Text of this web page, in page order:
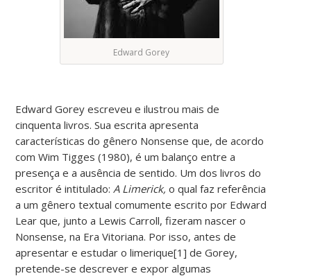
Edward Gorey
Edward Gorey escreveu e ilustrou mais de
cinquenta livros. Sua escrita apresenta
características do gênero Nonsense que, de acordo
com Wim Tigges (1980), é um balanço entre a
presença e a ausência de sentido. Um dos livros do
escritor é intitulado: A Limerick,o qual faz referência
a um gênero textual comumente escrito por Edward
Lear que, junto a Lewis Carroll, fizeram nascer o
Nonsense, na Era Vitoriana. Por isso, antes de
apresentar e estudar o limerique[1] de Gorey,
pretende-se descrever e expor algumas